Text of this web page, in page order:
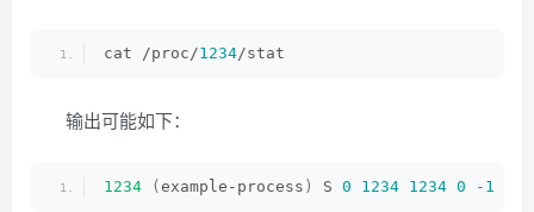
cat /proc/1234/stat
输出可能如下：
1234 ( example-process ) S 0 1234 1234 0 -1